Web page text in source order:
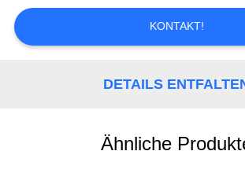
PRIVACY
POLICY
KONTAKT!
DETAILS
Ähnliche